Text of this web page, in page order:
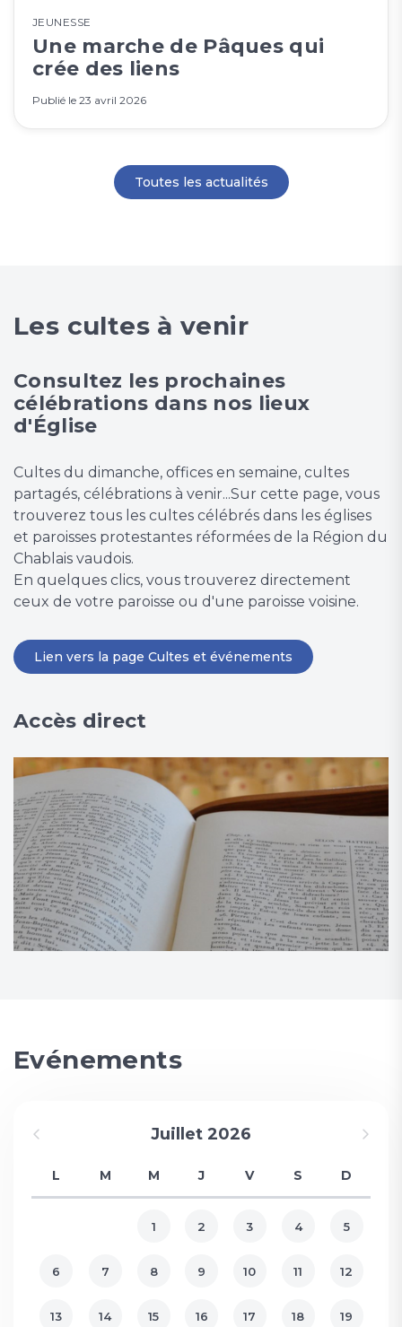
JEUNESSE
Une marche de Pâques qui
crée des liens
Publié le 23 avril 2026
Toutes les actualités
Les cultes à venir
Consultez les prochaines
célébrations dans nos lieux
d'Église
Cultes du dimanche, offices en semaine, cultes
partagés, célébrations à venir...Sur cette page, vous
trouverez tous les cultes célébrés dans les églises
et paroisses protestantes réformées de la Région du
Chablais vaudois.
En quelques clics, vous trouverez directement
ceux de votre paroisse ou d'une paroisse voisine.
Lien vers la page Cultes et événements
Accès direct
Evénements
Juillet 2026
L M M J V S D
1 2 3 4 5
6 7 8 9 10 11 12
13 14 15 16 17 18 19